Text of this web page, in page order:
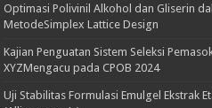
Optimasi Polivinil Alkohol dan Gliserin
MetodeSimplex Lattice Design
Kajian Penguatan Sistem Seleksi
XYZMengacu pada CPOB 2024
Uji Stabilitas Formulasi Emulgel Ekstrak